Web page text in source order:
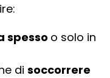
spesso o solo in
di soccorrere